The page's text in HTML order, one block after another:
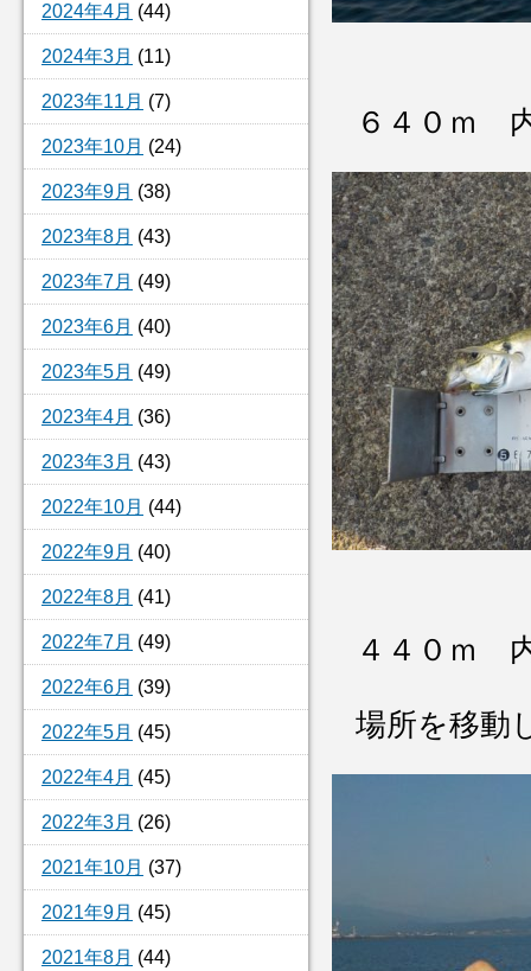
2024年4月 (44)
2024年3月 (11)
2023年11月 (7)
2023年10月 (24)
2023年9月 (38)
2023年8月 (43)
2023年7月 (49)
2023年6月 (40)
2023年5月 (49)
2023年4月 (36)
2023年3月 (43)
2022年10月 (44)
2022年9月 (40)
2022年8月 (41)
2022年7月 (49)
2022年6月 (39)
2022年5月 (45)
2022年4月 (45)
2022年3月 (26)
2021年10月 (37)
2021年9月 (45)
2021年8月 (44)
６４０ｍ
４４０ｍ
場所を移動